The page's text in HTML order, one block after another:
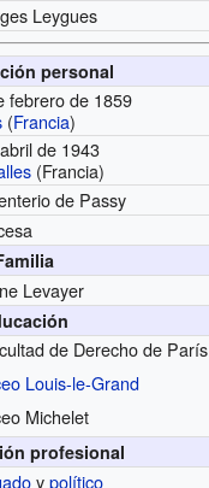
Leygues
personal
febrero de 1859
(Francia)
de 1943
(Francia)
de Passy
Levayer
de Derecho de París
Louis-le-Grand
Michelet
profesional
ypolítico